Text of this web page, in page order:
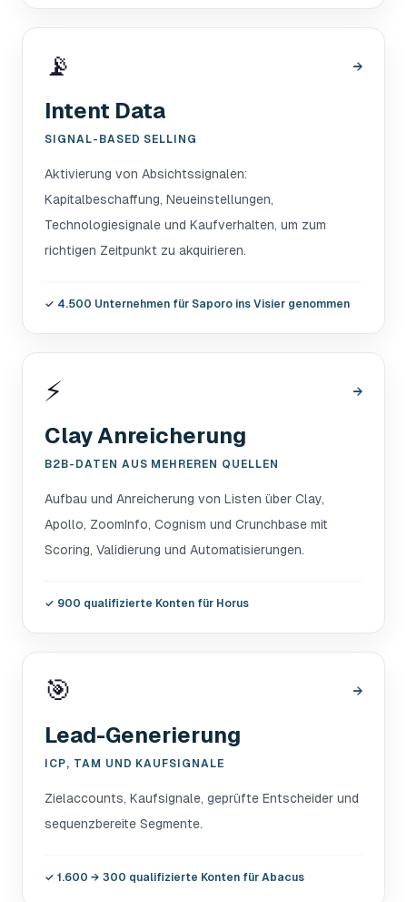
📡 →
Intent Data
SIGNAL-BASED SELLING
Aktivierung von Absichtssignalen:
Kapitalbeschaffung, Neueinstellungen,
Technologiesignale und Kaufverhalten, um zum
richtigen Zeitpunkt zu akquirieren.
✓ 4.500 Unternehmen für Saporo ins Visier genommen
⚡ →
Clay Anreicherung
B2B-DATEN AUS MEHREREN QUELLEN
Aufbau und Anreicherung von Listen über Clay,
Apollo, ZoomInfo, Cognism und Crunchbase mit
Scoring, Validierung und Automatisierungen.
✓ 900 qualifizierte Konten für Horus
🎯 →
Lead-Generierung
ICP, TAM UND KAUFSIGNALE
Zielaccounts, Kaufsignale, geprüfte Entscheider und
sequenzbereite Segmente.
✓ 1.600 → 300 qualifizierte Konten für Abacus